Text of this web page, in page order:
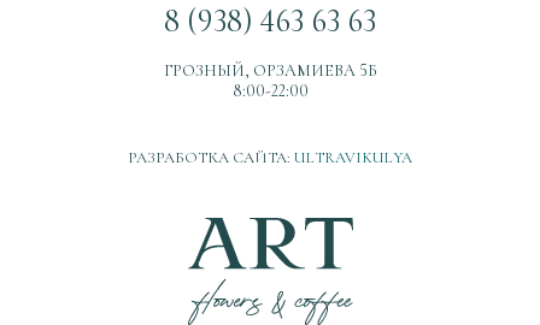
8 (938) 463 63 63
ГРОЗНЫЙ, ОРЗАМИЕВА 5Б
8:00-22:00
РАЗРАБОТКА САЙТА: ULTRAVIKULYA